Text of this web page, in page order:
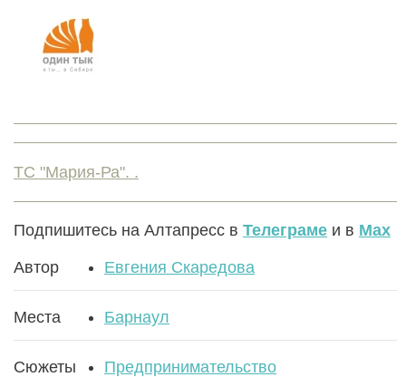
ТС "Мария-Ра". .
Подпишитесь на Алтапресс в Телеграме и в Max
Автор Евгения Скаредова
Места Барнаул
Сюжеты
Предпринимательство